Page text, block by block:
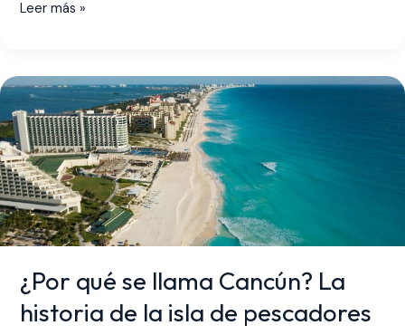
Leer más »
¿Por qué se llama Cancún? La
historia de la isla de pescadores
¿Por
qué
se
llama
Cancún?
La
historia
de
isla
de
pescadores